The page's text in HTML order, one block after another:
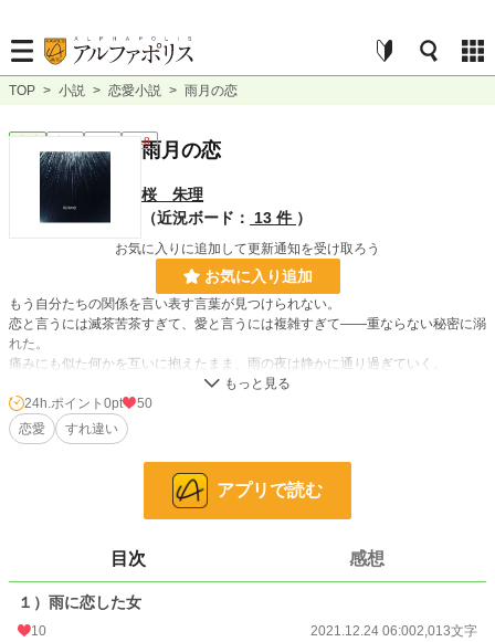
TOP > 小説 > 恋愛小説 > 雨月の恋
R18雨月の恋
桜 朱理
（近況ボード：
13 件 ）
お気に入りに追加して更新通知を受け取ろう
お気に入り追加
もう自分たちの関係を言い表す言葉が見つけられない。
恋と言うには滅茶苦茶すぎて、愛と言うには複雑すぎて――重ならない秘密に溺
れた。
痛みにも似た何かを互いに抱えたまま、雨の夜は静かに通り過ぎていく。
雨の夜にだけ肌を重ねる男と女――
女は男に憎まれていると思っていた。男は女に生きて欲しいと思っていた。
贖罪を言い訳に今日も二人は肌を重ね合う。
富樫聖夜様主催のアンソロジー「秘密」に寄稿した話を、富樫さまに許可を得
て、加筆したものです。全4話
228,589 位 / 228,589 件
お気に入り
24h.ポイント 0pt
50
恋愛
すれ違い
アプリで読む
目次 感想
１）雨に恋した女
10 2021.12.24 06:002,013文字